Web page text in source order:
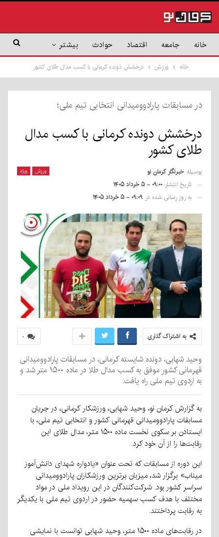
خانه جامعه اقتصاد حوادث بیشتر
خانه ورزش درخشش دونده کرمانی با کسب مدال طلای کشور
در مسابقات پارادوومیدانی انتخابی تیم ملی؛
درخشش دونده کرمانی با کسب مدال
طلای کشور
ورزش ویژه بوسیله خبرنگار کرمان نو
تاریخ انتشار ۰۹:۰۰ - ۵ خرداد ۱۴۰۵
به روز رسانی شده در ۰۹:۰۹ - ۵ خرداد ۱۴۰۵
۰ به اشتراک گذاری
وحید شهابی، دونده شایسته کرمانی، در مسابقات پارادوومیدانی
قهرمانی کشور موفق به کسب مدال طلا در ماده ۱۵۰۰ متر شد و
به اردوی تیم ملی راه یافت.
به گزارش کرمان نو، وحید شهابی، ورزشکار کرمانی، در جریان
مسابقات پارادوومیدانی قهرمانی کشور و انتخابی تیم ملی، با
ایستادن بر سکوی نخست ماده ۱۵۰۰ متر، مدال طلای این
رقابت‌ها را از آن خود کرد.
این دوره از مسابقات که تحت عنوان «یادواره شهدای دانش‌آموز
میناب» برگزار شد، میزبان برترین ورزشکاران پارادوومیدانی
سراسر کشور بود. شرکت‌کنندگان در این رویداد ملی در مواد
مختلف با هدف کسب سهمیه حضور در اردوی تیم ملی با یکدیگر
به رقابت پرداختند.
در رقابت‌های ماده ۱۵۰۰ متر، وحید شهابی توانست با نمایشی